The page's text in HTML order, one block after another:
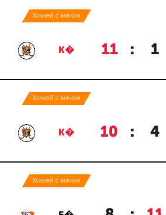
Хоккей с мячом
К� 11 : 1
Хоккей с мячом
К� 10 : 4
Хоккей с мячом